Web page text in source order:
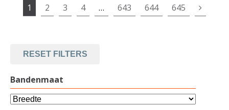
1 2 3 4 … 643 644 645
RESET FILTERS
Bandenmaat